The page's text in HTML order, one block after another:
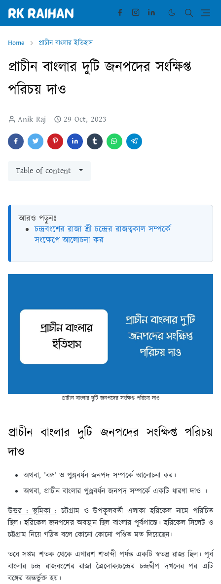
Home প্রাচীন বাংলার ইতিহাস
প্রাচীন বাংলার দুটি জনপদের সংক্ষিপ্ত
পরিচয় দাও
Anik Raj 29 Oct, 2023
Table of content
আরও পড়ুনঃ
চন্দ্রবংশের রাজা শ্রী চন্দ্রের রাজত্বকাল সম্পর্কে
সংক্ষেপে আলোচনা কর
প্রাচীন বাংলার দুটি জনপদের সংক্ষিপ্ত পরিচয় দাও
প্রাচীন বাংলার দুটি জনপদের সংক্ষিপ্ত পরিচয়
দাও
অথবা, 'বঙ্গ' ও পুণ্ড্রবর্ধন জনপদ সম্পর্কে আলোচনা কর।
অথবা, প্রাচীন বাংলার পুণ্ড্রবর্ধন জনপদ সম্পর্কে একটি ধারণা দাও ।
উত্তর : ভূমিকা :চট্টগ্রাম ও উপকূলবর্তী এলাকা হরিকেল নামে পরিচিত
ছিল। হরিকেল জনপদের অবস্থান ছিল বাংলার পূর্বপ্রান্তে। হরিকেল সিলেট ও
চট্টগ্রাম নিয়ে গঠিত বলে কোনো কোনো পণ্ডিত মত দিয়েছেন।
তবে সপ্তম শতক থেকে এগারশ শতাব্দী পর্যন্ত একটি স্বতন্ত্র রাজ্য ছিল। পূর্ব
বাংলার চন্দ্র রাজবংশের রাজা ত্রৈলোক্যচন্দ্রের চন্দ্রদ্বীপ দখলের পর এটি
বঙ্গের অন্তর্ভুক্ত হয়।